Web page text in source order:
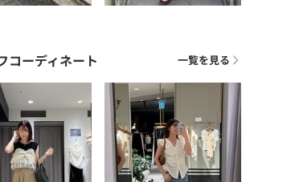
コーディネート 一覧を見る